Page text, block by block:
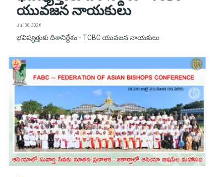
యువజన నాయకులు
Jul 08, 2026
భవిష్యత్తుకు దిశానిర్దేశం - TCBC యువజన నాయకులు